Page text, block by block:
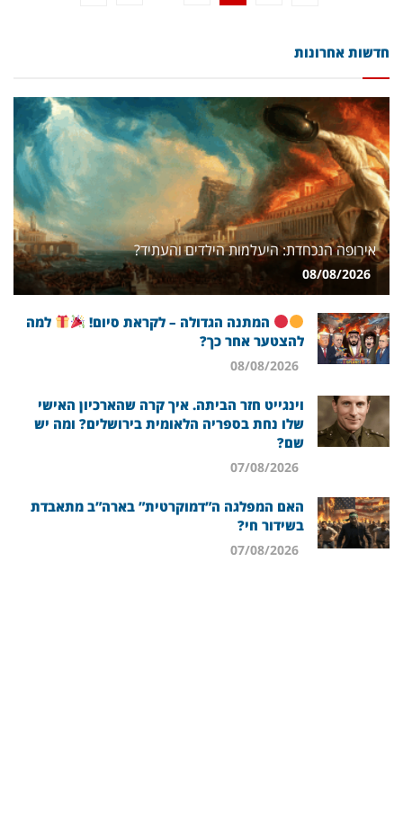
חדשות אחרונות
אירופה הנכחדת: היעלמות הילדים והעתיד?
המתנה הגדולה – לקראת סיום!
למה
להצטער אחר כך?
וינגייט חזר הביתה. איך קרה שהארכיון האישי
שלו נחת בספריה הלאומית בירושלים? ומה יש
שם?
האם המפלגה ה”דמוקרטית” בארה”ב מתאבדת
בשידור חי?